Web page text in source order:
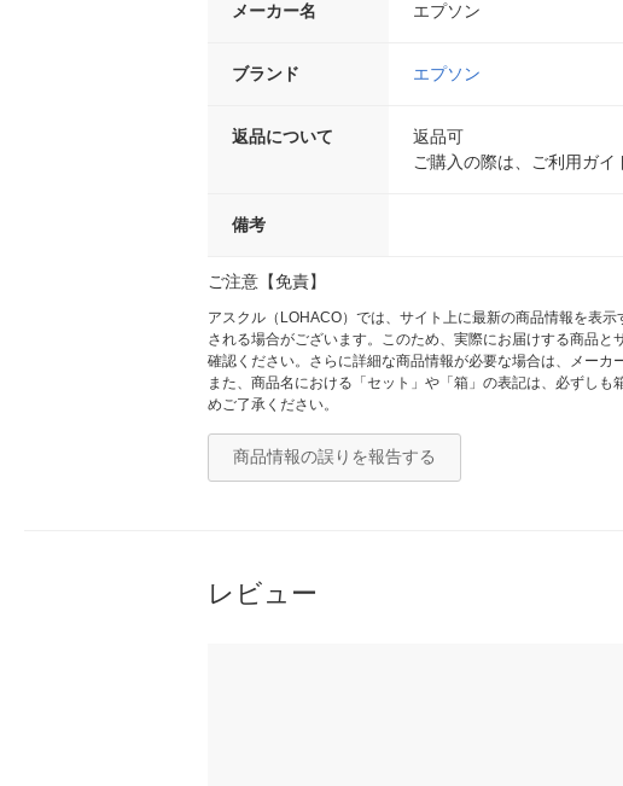
メーカー名 エプソン
ブランド エプソン
返品について
返品可
ご購入の際は、ご利用ガイ
備考
ご注意【免責】
アスクル（LOHACO）では、サイト上に最新の商品情報を表
される場合がございます。このため、実際にお届けする商品
確認ください。さらに詳細な商品情報が必要な場合は、メーカ
また、商品名における「セット」や「箱」の表記は、必ずし
めご了承ください。
商品情報の誤りを報告する
レビュー